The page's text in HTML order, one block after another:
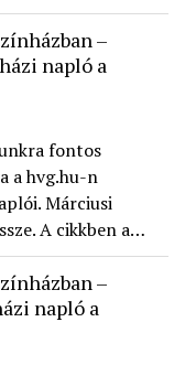
–
napló a
fontos
a hvg.hu-n
Márciusi
A cikkben a…
–
napló a